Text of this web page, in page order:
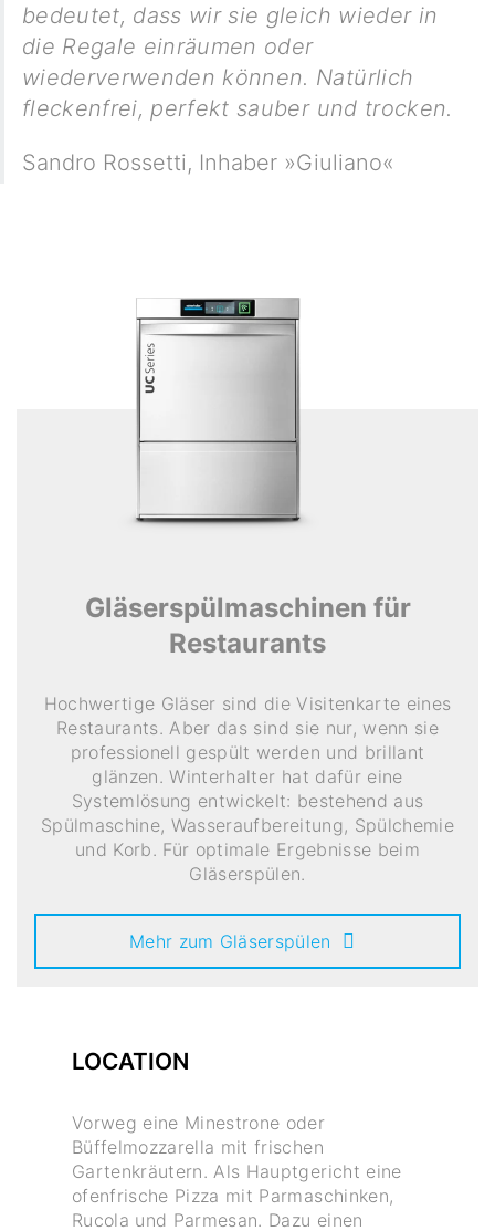
bedeutet, dass wir sie gleich wieder in
die Regale einräumen oder
wiederverwenden können. Natürlich
fleckenfrei, perfekt sauber und trocken.
Sandro Rossetti, Inhaber »Giuliano«
Gläserspülmaschinen für
Restaurants
Hochwertige Gläser sind die Visitenkarte eines
Restaurants. Aber das sind sie nur, wenn sie
professionell gespült werden und brillant
glänzen. Winterhalter hat dafür eine
Systemlösung entwickelt: bestehend aus
Spülmaschine, Wasseraufbereitung, Spülchemie
und Korb. Für optimale Ergebnisse beim
Gläserspülen.
Mehr zum Gläserspülen
LOCATION
Vorweg eine Minestrone oder
Büffelmozzarella mit frischen
Gartenkräutern. Als Hauptgericht eine
ofenfrische Pizza mit Parmaschinken,
Rucola und Parmesan. Dazu einen